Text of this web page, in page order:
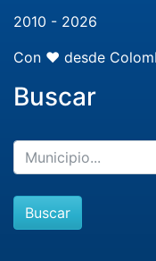
2010 - 2026
Con ❤️ desde
Buscar
Buscar